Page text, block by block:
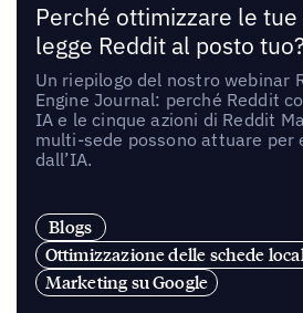
Perché ottimizzare le tue
legge Reddit al posto
Un riepilogo del nostro webinar
Engine Journal: perché Reddit
IA e le cinque azioni di Reddit
multi-sede possono attuare per
dall’IA.
Blogs
Ottimizzazione delle schede
Marketing su Google